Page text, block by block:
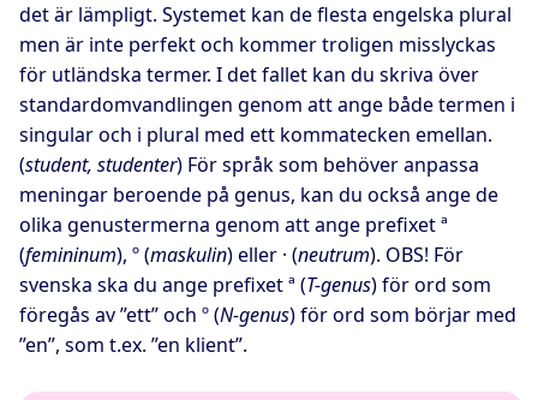
det är lämpligt. Systemet kan de flesta engelska plural
men är inte perfekt och kommer troligen misslyckas
för utländska termer. I det fallet kan du skriva över
standardomvandlingen genom att ange både termen i
singular och i plural med ett kommatecken emellan.
(student, studenter) För språk som behöver anpassa
meningar beroende på genus, kan du också ange de
olika genustermerna genom att ange prefixet ª
(femininum), º (maskulin) eller · (neutrum). OBS! För
svenska ska du ange prefixet ª (T-genus) för ord som
föregås av ”ett” och º (N-genus) för ord som börjar med
”en”, som t.ex. ”en klient”.